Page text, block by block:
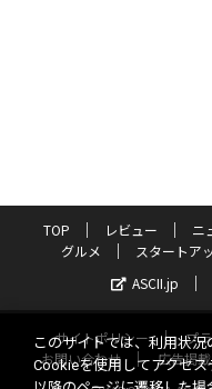
TOP レビュー ニ
グルメ
スタートア
ASCII.jp
サイトポリシー プ
お問い合わせ
広告掲載
このサイトでは、利用状況
Cookieを使用してアクセ